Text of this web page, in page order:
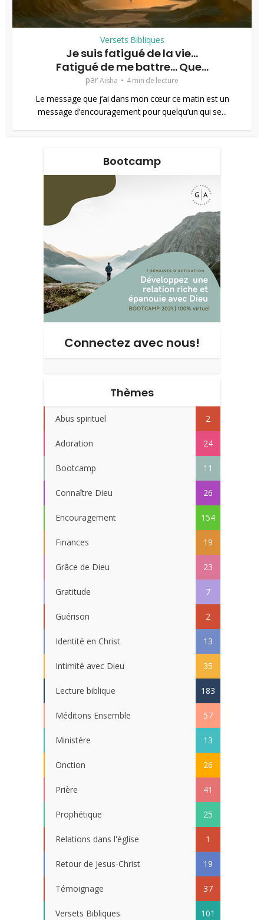
Versets Bibliques
Je suis fatigué de la vie…
Fatigué de me battre… Que...
parAisha 4 min de lecture
Le message que j’ai dans mon cœur ce matin est un
message d’encouragement pour quelqu’un qui se...
Bootcamp
Connectez avec nous!
Thèmes
Abus spirituel 2
Adoration 24
Bootcamp 11
Connaître Dieu 26
Encouragement 154
Finances 19
Grâce de Dieu 23
Gratitude 7
Guérison 2
Identité en Christ 13
Intimité avec Dieu 35
Lecture biblique 183
Méditons Ensemble 57
Ministère 13
Onction 26
Prière 41
Prophétique 25
Relations dans l'église 1
Retour de Jesus-Christ 19
Témoignage 37
Versets Bibliques 101